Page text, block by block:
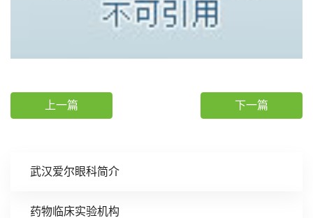
武汉爱尔眼科简介
药物临床实验机构
上一篇 下一篇